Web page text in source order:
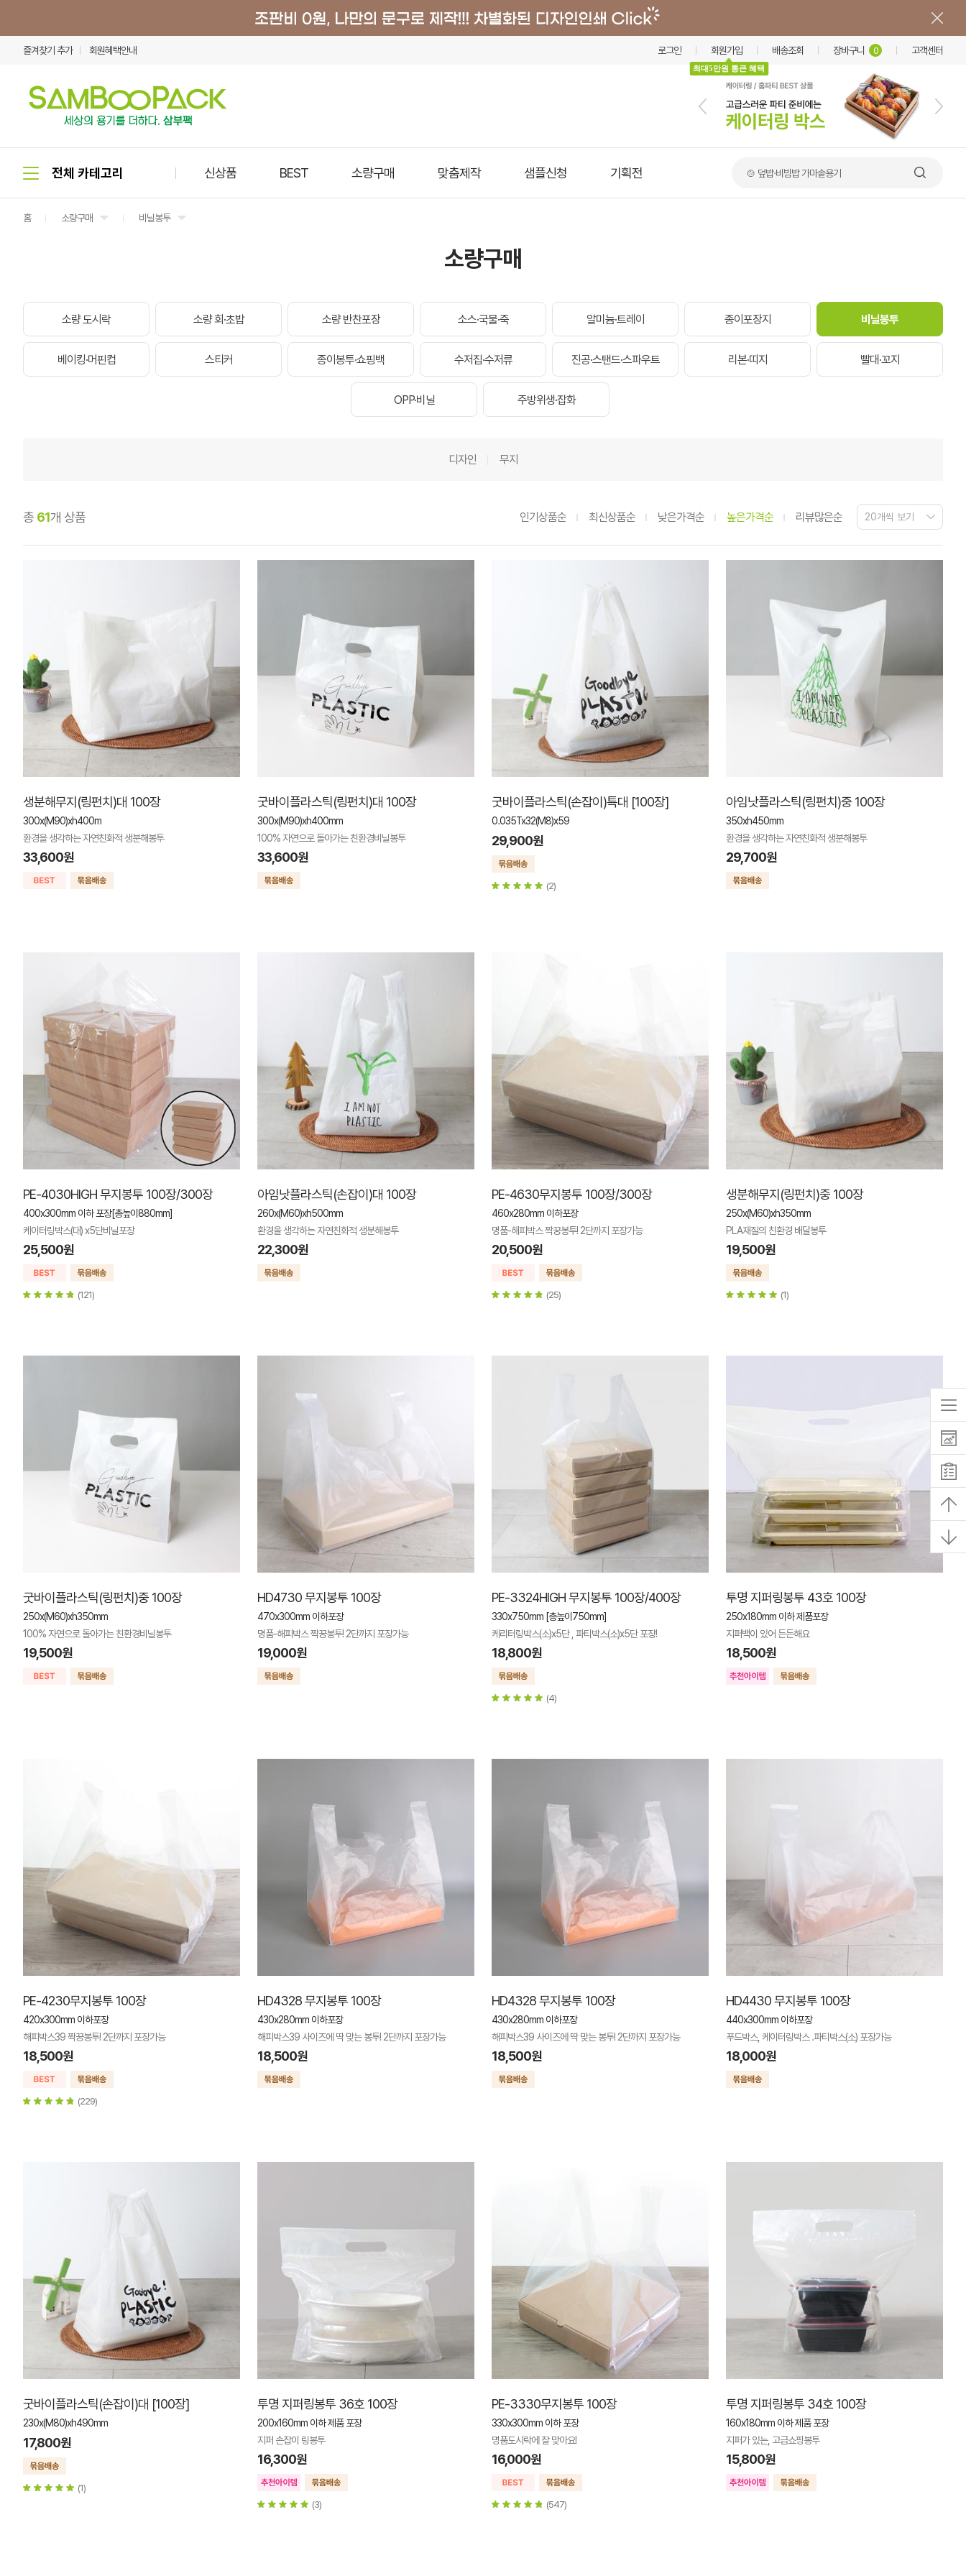
즐겨찾기 추가 회원혜택안내 로그인 회원가입
최대5만원 통큰 혜택
배송조회 장바구니 0 고객센터
신상품 BEST 소량구매 맞춤제작 샘플신청 기획전 🍲 덮밥·비빔밥 가마솥용기
홈 소량구매 비닐봉투
소량구매
소량 도시락 소량 회·초밥 소량 반찬포장 소스·국물·죽 알미늄·트레이 종이포장지 비닐봉투
베이킹·머핀컵 스티커 종이봉투·쇼핑백 수저집·수저류 진공·스탠드·스파우트 리본·띠지 빨대·꼬지
OPP·비닐 주방위생·잡화
디자인 무지
총 61개 상품 인기상품순 최신상품순 낮은가격순 높은가격순 리뷰많은순
생분해무지(링펀치)대 100장
300x(M90)xh400m
환경을 생각하는 자연친화적 생분해봉투
33,600원
굿바이플라스틱(링펀치)대 100장
300x(M90)xh400mm
100% 자연으로 돌아가는 친환경비닐봉투
33,600원
굿바이플라스틱(손잡이)특대 [100장]
0.035Tx32(M8)x59
29,900원
(2)
아임낫플라스틱(링펀치)중 100장
350xh450mm
환경을 생각하는 자연친화적 생분해봉투
29,700원
PE-4030HIGH 무지봉투 100장/300장
400x300mm 이하 포장[총높이880mm]
케이터링박스(대) x5단비닐포장
25,500원
(121)
아임낫플라스틱(손잡이)대 100장
260x(M60)xh500mm
환경을 생각하는 자연친화적 생분해봉투
22,300원
PE-4630무지봉투 100장/300장
460x280mm 이하포장
명품-해피박스 짝꿍봉투! 2단까지 포장가능
20,500원
(25)
생분해무지(링펀치)중 100장
250x(M60)xh350mm
PLA재질의 친환경 배달봉투
19,500원
(1)
굿바이플라스틱(링펀치)중 100장
250x(M60)xh350mm
100% 자연으로 돌아가는 친환경비닐봉투
19,500원
HD4730 무지봉투 100장
470x300mm 이하포장
명품-해피박스 짝꿍봉투! 2단까지 포장가능
19,000원
PE-3324HIGH 무지봉투 100장/400장
330x750mm [총높이750mm]
케리터링박스(소)x5단 , 파티박스(소)x5단 포장!
18,800원
(4)
투명 지퍼링봉투 43호 100장
250x180mm 이하 제품포장
지퍼백이 있어 든든해요
18,500원
PE-4230무지봉투 100장
420x300mm 이하포장
해피박스39 짝꿍봉투! 2단까지 포장가능
18,500원
(229)
HD4328 무지봉투 100장
430x280mm 이하포장
해피박스39 사이즈에 딱 맞는 봉투! 2단까지 포장가능
18,500원
HD4328 무지봉투 100장
430x280mm 이하포장
해피박스39 사이즈에 딱 맞는 봉투! 2단까지 포장가능
18,500원
HD4430 무지봉투 100장
440x300mm 이하포장
푸드박스, 케이터링박스 .파티박스(소) 포장가능
18,000원
굿바이플라스틱(손잡이)대 [100장]
230x(M80)xh490mm
17,800원
(1)
투명 지퍼링봉투 36호 100장
200x160mm 이하 제품 포장
지퍼 손잡이 링봉투
16,300원
(3)
PE-3330무지봉투 100장
330x300mm 이하 포장
명품도시락에 잘 맞아요!
16,000원
(547)
투명 지퍼링봉투 34호 100장
160x180mm 이하 제품 포장
지퍼가 있는, 고급쇼핑봉투
15,800원